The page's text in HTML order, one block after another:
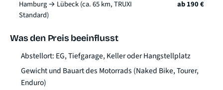
Hamburg → Lübeck (ca. 65 km, TRUXI
Standard)
ab 190 €
Was den Preis beeinflusst
Abstellort: EG, Tiefgarage, Keller oder Hangstellplatz
Gewicht und Bauart des Motorrads (Naked Bike, Tourer,
Enduro)